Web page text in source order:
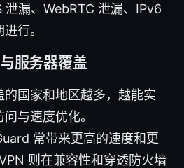
泄漏、WebRTC 泄漏、IPv6
行。
服务器覆盖
的国家和地区越多，越能实
与速度优化。
常带来更高的速度和更
则在兼容性和穿透防火墙